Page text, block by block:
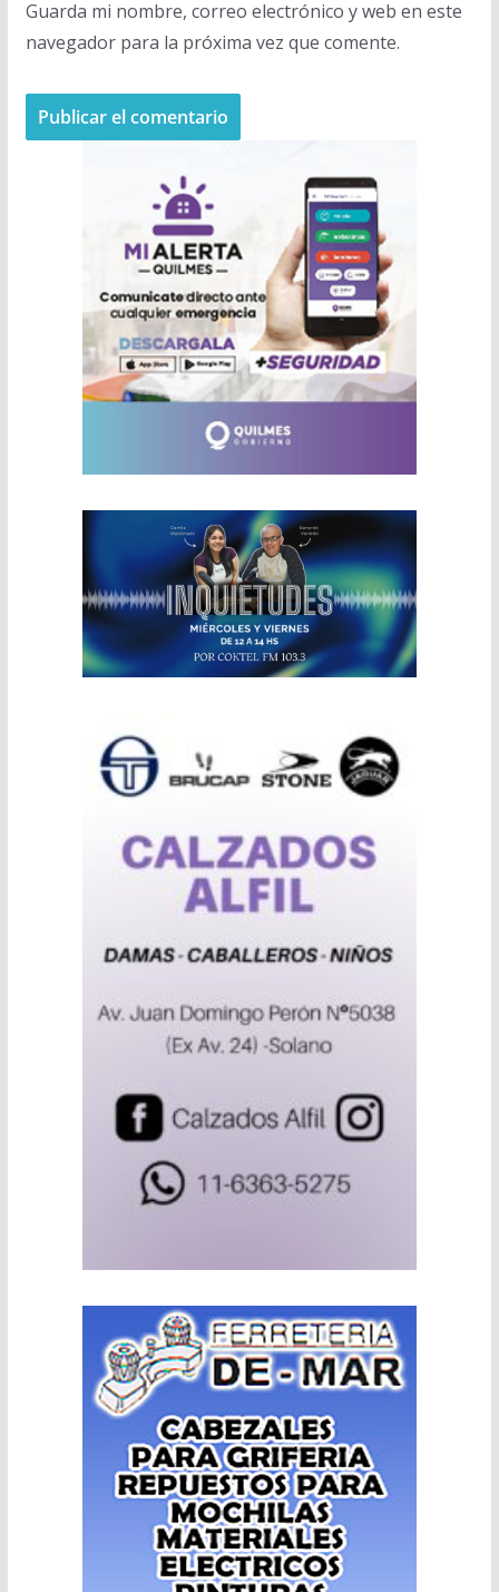
Guarda mi nombre, correo electrónico y web en este
navegador para la próxima vez que comente.